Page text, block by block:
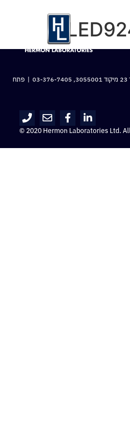
03-376-7405 | פתח
© 2020 Hermon Laboratories Ltd.